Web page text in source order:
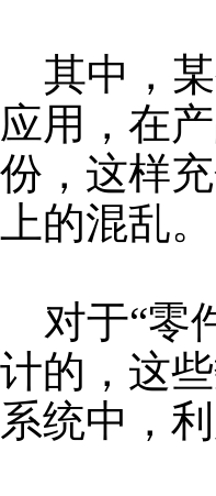
其中，某
应用，在
份，这样
上的混乱。
对于“零
计的，这
系统中，